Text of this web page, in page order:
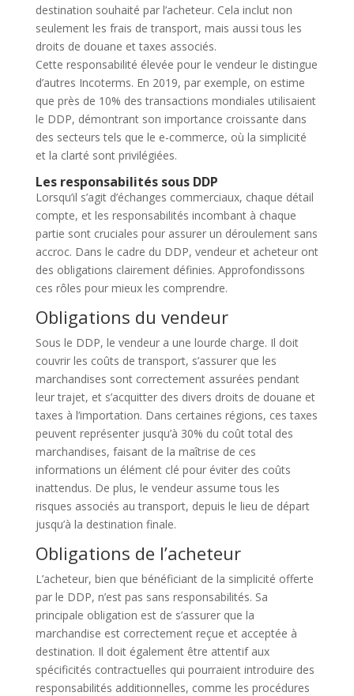
destination souhaité par l’acheteur. Cela inclut non
seulement les frais de transport, mais aussi tous les
droits de douane et taxes associés.
Cette responsabilité élevée pour le vendeur le distingue
d’autres Incoterms. En 2019, par exemple, on estime
que près de 10% des transactions mondiales utilisaient
le DDP, démontrant son importance croissante dans
des secteurs tels que le e-commerce, où la simplicité
et la clarté sont privilégiées.
Les responsabilités sous DDP
Lorsqu’il s’agit d’échanges commerciaux, chaque détail
compte, et les responsabilités incombant à chaque
partie sont cruciales pour assurer un déroulement sans
accroc. Dans le cadre du DDP, vendeur et acheteur ont
des obligations clairement définies. Approfondissons
ces rôles pour mieux les comprendre.
Obligations du vendeur
Sous le DDP, le vendeur a une lourde charge. Il doit
couvrir les coûts de transport, s’assurer que les
marchandises sont correctement assurées pendant
leur trajet, et s’acquitter des divers droits de douane et
taxes à l’importation. Dans certaines régions, ces taxes
peuvent représenter jusqu’à 30% du coût total des
marchandises, faisant de la maîtrise de ces
informations un élément clé pour éviter des coûts
inattendus. De plus, le vendeur assume tous les
risques associés au transport, depuis le lieu de départ
jusqu’à la destination finale.
Obligations de l’acheteur
L’acheteur, bien que bénéficiant de la simplicité offerte
par le DDP, n’est pas sans responsabilités. Sa
principale obligation est de s’assurer que la
marchandise est correctement reçue et acceptée à
destination. Il doit également être attentif aux
spécificités contractuelles qui pourraient introduire des
responsabilités additionnelles, comme les procédures